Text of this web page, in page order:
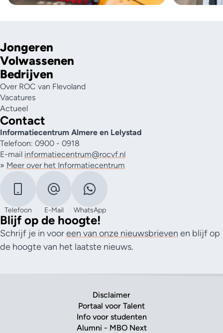
Jongeren
Volwassenen
Bedrijven
Over ROC van Flevoland
Vacatures
Actueel
Contact
Informatiecentrum Almere en Lelystad
Telefoon: 0900 - 0918
E-mail informatiecentrum@rocvf.nl
» Meer over het Informatiecentrum
Telefoon E-Mail WhatsApp
Blijf op de hoogte!
Schrijf je in vooreen van onze nieuwsbrieven en blijf op
de hoogte van het laatste nieuws.
Disclaimer
Portaal voor Talent
Info voor studenten
Alumni - MBO Next